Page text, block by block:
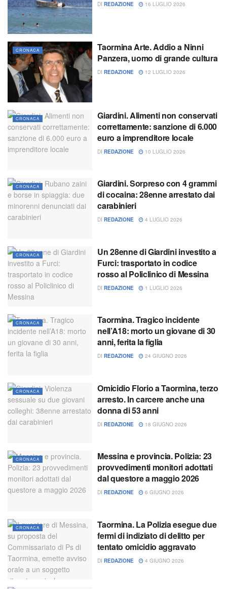
DI REDAZIONE 16 LUGLIO 2026
CRONACA
Taormina Arte. Addio a Ninni
Panzera, uomo di grande cultura
DI REDAZIONE 12 LUGLIO 2026
CRONACA
Giardini. Alimenti non conservati
correttamente: sanzione di 6.000
euro a imprenditore locale
DI REDAZIONE 10 LUGLIO 2026
CRONACA
Giardini. Sorpreso con 4 grammi
di cocaina: 28enne arrestato dai
carabinieri
DI REDAZIONE 4 LUGLIO 2026
CRONACA
Un 28enne di Giardini investito a
Furci: trasportato in codice
rosso al Policlinico di Messina
DI REDAZIONE 1 LUGLIO 2026
CRONACA
Taormina. Tragico incidente
nell’A18: morto un giovane di 30
anni, ferita la figlia
DI REDAZIONE 24 GIUGNO 2026
CRONACA
Omicidio Florio a Taormina, terzo
arresto. In carcere anche una
donna di 53 anni
DI REDAZIONE 18 GIUGNO 2026
CRONACA
Messina e provincia. Polizia: 23
provvedimenti monitori adottati
dal questore a maggio 2026
DI REDAZIONE 6 GIUGNO 2026
CRONACA
Taormina. La Polizia esegue due
fermi di indiziato di delitto per
tentato omicidio aggravato
DI REDAZIONE 4 GIUGNO 2026